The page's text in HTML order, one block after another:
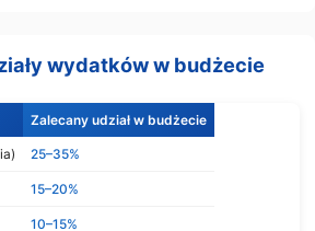
wydatków w budżecie
Zalecany udział w budżecie
25–35%
15–20%
10–15%